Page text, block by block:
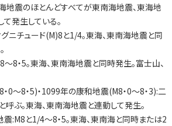
地震のほとんどすべてが東南海地震、東海地
発生している。
チュード(M)8と1/4。東海、東南海地震と同
・5。東海、東南海地震と同時発生。富士山、
～8・5)・1099年の康和地震(M8・0～8・3):二
ぶ。東海、東南海地震と連動して発生。
:M8と1/4～8・5。東海、東南海と同時または2